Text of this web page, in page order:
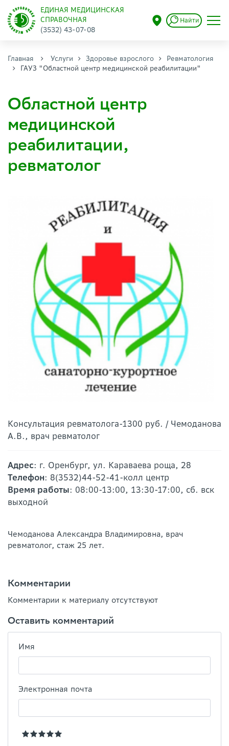
ЕДИНАЯ МЕДИЦИНСКАЯ
СПРАВОЧНАЯ
(3532) 43-07-08
Найти
Главная Услуги Здоровье взрослого
Ревматология
ГАУЗ "Областной центр медицинской реабилитации"
Областной центр
медицинской
реабилитации,
ревматолог
Консультация ревматолога-1300 руб. / Чемоданова
А.В., врач ревматолог
Адрес: г. Оренбург, ул. Караваева роща, 28
Телефон: 8(3532)44-52-41-колл центр
Время работы: 08:00-13:00, 13:30-17:00, сб. вск
выходной
Чемоданова Александра Владимировна, врач
ревматолог, стаж 25 лет.
Комментарии
Комментарии к материалу отсутствуют
Оставить комментарий
Имя
Электронная почта